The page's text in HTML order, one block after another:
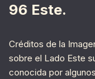
96 Este.
Créditos de la
sobre el Lado Este
conocida por